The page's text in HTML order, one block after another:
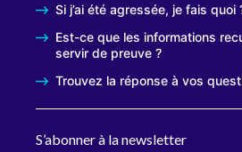
Si j’ai été agressée, je fais quoi
Est-ce que les informations
servir de preuve ?
Trouvez la réponse à vos
S’abonner à la newsletter